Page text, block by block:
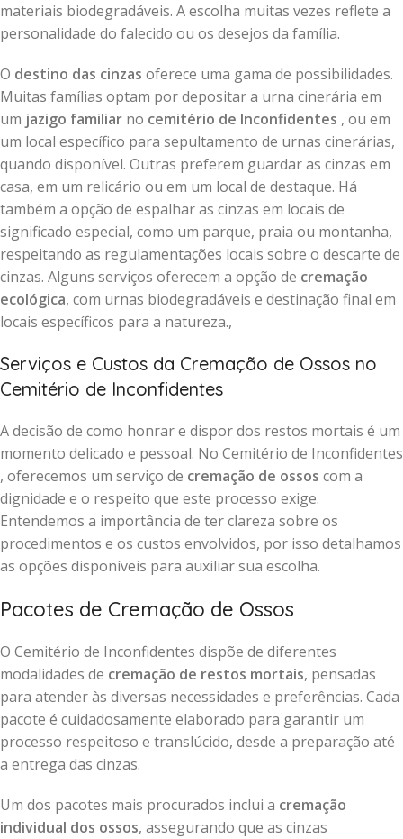
materiais biodegradáveis. A escolha muitas vezes reflete a
personalidade do falecido ou os desejos da família.
O destino das cinzas oferece uma gama de possibilidades.
Muitas famílias optam por depositar a urna cinerária em
um jazigo familiar no cemitério de Inconfidentes , ou em
um local específico para sepultamento de urnas cinerárias,
quando disponível. Outras preferem guardar as cinzas em
casa, em um relicário ou em um local de destaque. Há
também a opção de espalhar as cinzas em locais de
significado especial, como um parque, praia ou montanha,
respeitando as regulamentações locais sobre o descarte de
cinzas. Alguns serviços oferecem a opção de cremação
ecológica, com urnas biodegradáveis e destinação final em
locais específicos para a natureza.,
Serviços e Custos da Cremação de Ossos no
Cemitério de Inconfidentes
A decisão de como honrar e dispor dos restos mortais é um
momento delicado e pessoal. No Cemitério de Inconfidentes
, oferecemos um serviço de cremação de ossos com a
dignidade e o respeito que este processo exige.
Entendemos a importância de ter clareza sobre os
procedimentos e os custos envolvidos, por isso detalhamos
as opções disponíveis para auxiliar sua escolha.
Pacotes de Cremação de Ossos
O Cemitério de Inconfidentes dispõe de diferentes
modalidades de cremação de restos mortais, pensadas
para atender às diversas necessidades e preferências. Cada
pacote é cuidadosamente elaborado para garantir um
processo respeitoso e translúcido, desde a preparação até
a entrega das cinzas.
Um dos pacotes mais procurados inclui a cremação
individual dos ossos, assegurando que as cinzas